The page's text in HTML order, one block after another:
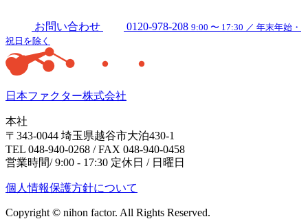
お問い合わせ 0120-978-208 9:00 〜 17:30 ／ 年末年始・
祝日を除く
日本ファクター株式会社
本社
〒343-0044 埼玉県越谷市大泊430-1
TEL 048-940-0268 / FAX 048-940-0458
営業時間/ 9:00 - 17:30 定休日 / 日曜日
個人情報保護方針について
Copyright © nihon factor. All Rights Reserved.